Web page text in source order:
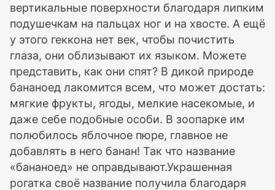
вертикальные поверхности благодаря липким
подушечкам на пальцах ног и на хвосте. А ещё
у этого геккона нет век, чтобы почистить
глаза, они облизывают их языком. Можете
представить, как они спят? В дикой природе
бананоед лакомится всем, что может достать:
мягкие фрукты, ягоды, мелкие насекомые, и
даже себе подобные особи. В зоопарке им
полюбилось яблочное пюре, главное не
добавлять в него банан! Так что название
«бананоед» не оправдывают.Украшенная
рогатка своё название получила благодаря